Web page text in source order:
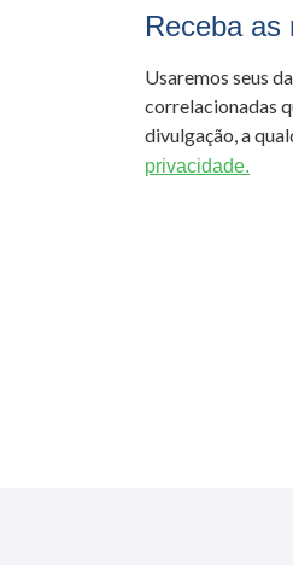
Receba as
Usaremos seus
correlacionadas
divulgação, a
privacidade.